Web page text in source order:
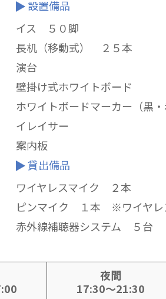
設置備品
イス ５０脚
長机（移動式） ２５本
演台
壁掛け式ホワイトボード
ホワイトボードマーカー（黒・
イレイサー
案内板
貸出備品
ワイヤレスマイク ２本
ピンマイク １本 ※ワイヤレ
赤外線補聴器システム ５台
夜間
17:30～21:30